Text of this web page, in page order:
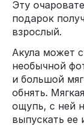
Эту
подарок
взрослый.
Акула может
необычной
и большой
обнять.
ощупь, с ней
выпускать ее